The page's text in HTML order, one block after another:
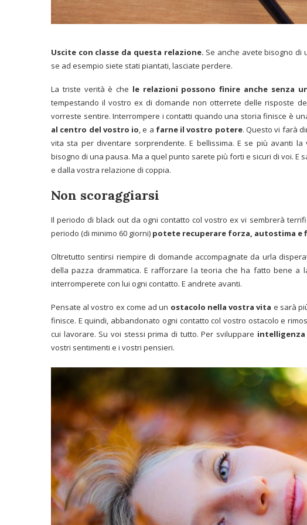
Uscite con classe da questa relazione. Se anche avete bisogno di
se ad esempio siete stati piantati, lasciate perdere.
La triste verità è che le relazioni possono finire anche senza
tempestando il vostro ex di domande non otterrete delle risposte
vorreste sentire. Interrompere i contatti quando una storia finisce è
al centro del vostro io, e a farne il vostro potere. Questo vi farà
vita sta per diventare sorprendente. E bellissima. E se più avanti
bisogno di una pausa. Ma a quel punto sarete più forti e sicuri di voi.
e dalla vostra relazione di coppia.
Non scoraggiarsi
Il periodo di black out da ogni contatto col vostro ex vi sembrerà
periodo (di minimo 60 giorni) potete recuperare forza, autostima e
Oltretutto sentirsi riempire di domande accompagnate da urla
della pazza drammatica. E rafforzare la teoria che ha fatto bene a
interromperete con lui ogni contatto. E andrete avanti.
Pensate al vostro ex come ad un ostacolo nella vostra vita e sarà
finisce. E quindi, abbandonato ogni contatto col vostro ostacolo e
cui lavorare. Su voi stessi prima di tutto. Per sviluppare intelligenza
vostri sentimenti e i vostri pensieri.